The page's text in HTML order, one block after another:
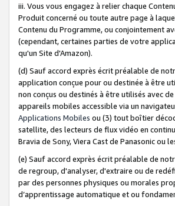
iii. Vous vous engagez à relier chaque
Produit concerné ou toute autre page à
Contenu du Programme, ou conjointement
(cependant, certaines parties de votre
qu'un Site d'Amazon).
(d) Sauf accord exprès écrit préalable de
application conçue pour ou destinée à être
non conçus ou destinés à être utilisés avec
appareils mobiles accessible via un
Applications Mobiles ou (3) tout boîtier
satellite, des lecteurs de flux vidéo en
Bravia de Sony, Viera Cast de Panasonic ou
(e) Sauf accord exprès écrit préalable de
de regroup, d'analyser, d'extraire ou de
par des personnes physiques ou morales
d’apprentissage automatique et ou